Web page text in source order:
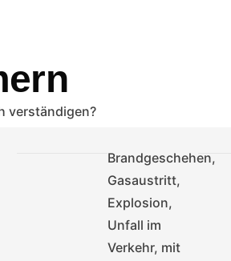
verständigen?
Brandgeschehen,
Gasaustritt,
Explosion,
Unfall im
Verkehr, mit